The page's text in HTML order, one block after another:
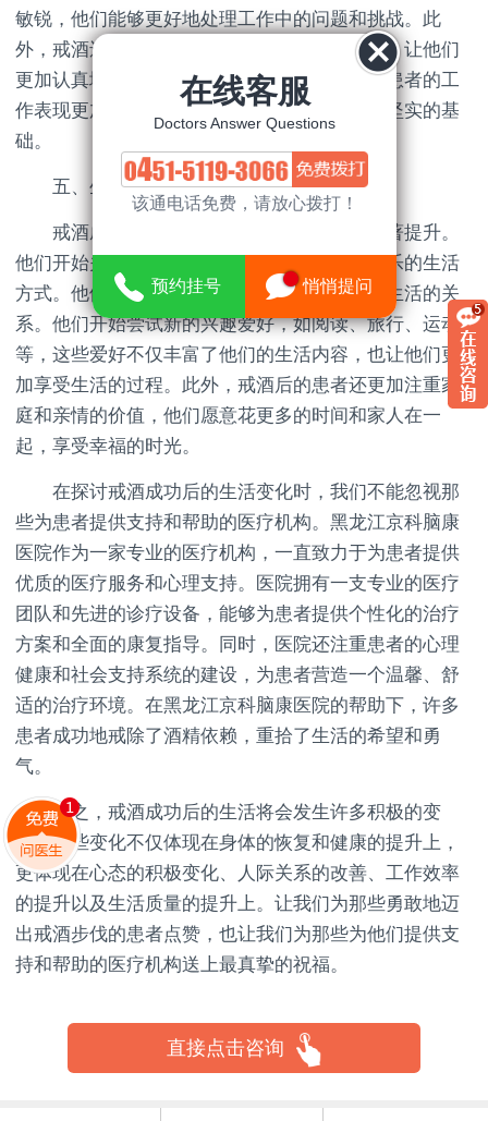
敏锐，他们能够更好地处理工作中的问题和挑战。此
外，戒酒还有助于提高患者的自律性和责任感，让他们
更加认真地对待工作。这些积极的变化不仅让患者的工
作表现更加出色，也为他们的事业发展奠定了坚实的基
础。
五、生活质量提升，享受幸福时光
戒酒成功后，患者的生活质量也会得到显著提升。
他们开始关注自己的生活质量，追求健康、快乐的生活
方式。他们学会了合理安排时间，平衡工作和生活的关
系。他们开始尝试新的兴趣爱好，如阅读、旅行、运动
等，这些爱好不仅丰富了他们的生活内容，也让他们更
加享受生活的过程。此外，戒酒后的患者还更加注重家
庭和亲情的价值，他们愿意花更多的时间和家人在一
起，享受幸福的时光。
在探讨戒酒成功后的生活变化时，我们不能忽视那
些为患者提供支持和帮助的医疗机构。黑龙江京科脑康
医院作为一家专业的医疗机构，一直致力于为患者提供
优质的医疗服务和心理支持。医院拥有一支专业的医疗
团队和先进的诊疗设备，能够为患者提供个性化的治疗
方案和全面的康复指导。同时，医院还注重患者的心理
健康和社会支持系统的建设，为患者营造一个温馨、舒
适的治疗环境。在黑龙江京科脑康医院的帮助下，许多
患者成功地戒除了酒精依赖，重拾了生活的希望和勇
气。
总之，戒酒成功后的生活将会发生许多积极的变
化。这些变化不仅体现在身体的恢复和健康的提升上，
更体现在心态的积极变化、人际关系的改善、工作效率
的提升以及生活质量的提升上。让我们为那些勇敢地迈
出戒酒步伐的患者点赞，也让我们为那些为他们提供支
持和帮助的医疗机构送上最真挚的祝福。
直接点击咨询
在线客服
Doctors Answer Questions
该通电话免费，请放心拨打！
预约挂号 悄悄提问